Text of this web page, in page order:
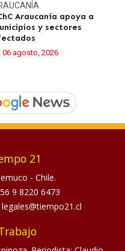
Araucanía apoya a
y sectores
06 agosto, 2026
21
- Chile.
9 8220 6473